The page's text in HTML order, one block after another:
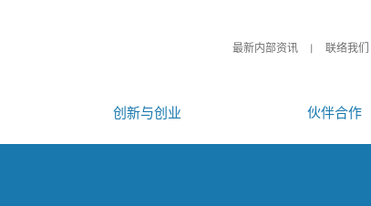
最新内部资讯 联络我们
创新与创业 伙伴合作